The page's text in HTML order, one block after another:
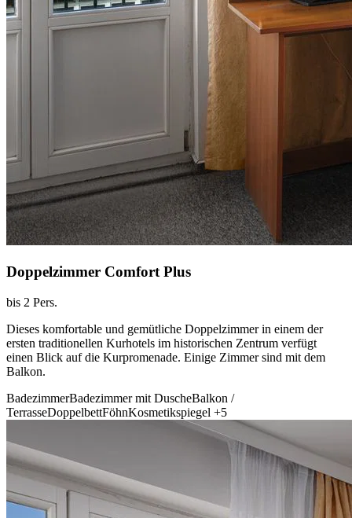
Doppelzimmer Comfort Plus
bis 2 Pers.
Dieses komfortable und gemütliche Doppelzimmer in einem der
ersten traditionellen Kurhotels im historischen Zentrum verfügt
einen Blick auf die Kurpromenade. Einige Zimmer sind mit dem
Balkon.
BadezimmerBadezimmer mit DuscheBalkon /
TerrasseDoppelbettFöhnKosmetikspiegel +5